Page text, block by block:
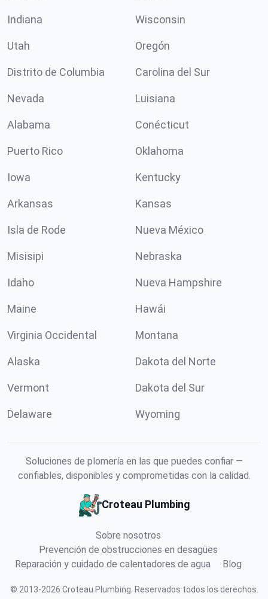
Indiana Wisconsin
Utah Oregón
Distrito de Columbia Carolina del Sur
Nevada Luisiana
Alabama Conécticut
Puerto Rico Oklahoma
Iowa Kentucky
Arkansas Kansas
Isla de Rode Nueva México
Misisipi Nebraska
Idaho Nueva Hampshire
Maine Hawái
Virginia Occidental Montana
Alaska Dakota del Norte
Vermont Dakota del Sur
Delaware Wyoming
Soluciones de plomería en las que puedes confiar —
confiables, disponibles y comprometidas con la calidad.
Croteau Plumbing
Sobre nosotros
Prevención de obstrucciones en desagües
Reparación y cuidado de calentadores de agua
Blog
© 2013-2026 Croteau Plumbing Reservados todos los derechos.